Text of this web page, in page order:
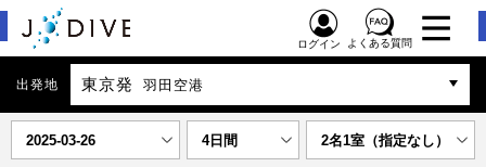
ログイン よくある質問
出発地 東京発 羽田空港
2025-03-26 4日間 2名1室（指定なし）